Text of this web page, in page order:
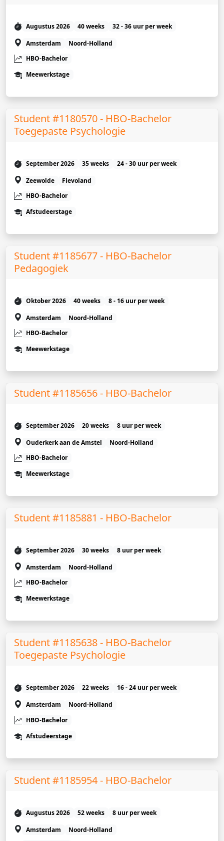
Augustus 2026 40 weeks
32 - 36 uur per week
Amsterdam
Noord-Holland
HBO-Bachelor
Meewerkstage
Student #1180570 - HBO-Bachelor
Toegepaste Psychologie
September 2026 35 weeks
24 - 30 uur per week
Zeewolde
Flevoland
HBO-Bachelor
Afstudeerstage
Student #1185677 - HBO-Bachelor
Pedagogiek
Oktober 2026 40 weeks
8 - 16 uur per week
Amsterdam
Noord-Holland
HBO-Bachelor
Meewerkstage
Student #1185656 - HBO-Bachelor
September 2026 20 weeks
8 uur per week
Ouderkerk aan de Amstel
Noord-Holland
HBO-Bachelor
Meewerkstage
Student #1185881 - HBO-Bachelor
September 2026 30 weeks
8 uur per week
Amsterdam
Noord-Holland
HBO-Bachelor
Meewerkstage
Student #1185638 - HBO-Bachelor
Toegepaste Psychologie
September 2026 22 weeks
16 - 24 uur per week
Amsterdam
Noord-Holland
HBO-Bachelor
Afstudeerstage
Student #1185954 - HBO-Bachelor
Augustus 2026 52 weeks
8 uur per week
Amsterdam
Noord-Holland